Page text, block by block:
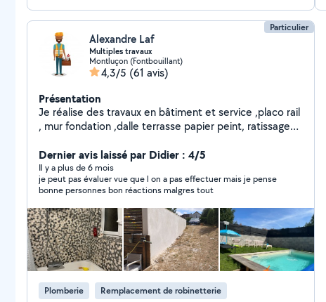
Particulier
Alexandre Laf
Multiples travaux
Montluçon (Fontbouillant)
4,3/5 (61 avis)
Présentation
Je réalise des travaux en bâtiment et service ,placo rail
, mur fondation ,dalle terrasse papier peint, ratissage
domicile réparation auto tonte pelouse taille haie
ménage pose fenêtre ext .. à la demande du client
Dernier avis laissé par Didier : 4/5
Il y a plus de 6 mois
je peut pas évaluer vue que l on a pas effectuer mais je pense
bonne personnes bon réactions malgres tout
Plomberie Remplacement de robinetterie